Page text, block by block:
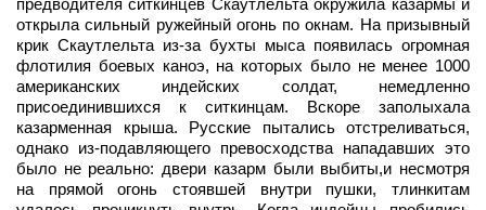
предводителя ситкинцев Скаутлельта окружила казармы и
открыла сильный ружейный огонь по окнам. На призывный
крик Скаутлельта из-за бухты мыса появилась огромная
флотилия боевых каноэ, на которых было не менее 1000
американских индейских солдат, немедленно
присоединившихся к ситкинцам. Вскоре заполыхала
казарменная крыша. Русские пытались отстреливаться,
однако из-подавляющего превосходства нападавших это
было не реально: двери казарм были выбиты,и несмотря
на прямой огонь стоявшей внутри пушки, тлинкитам